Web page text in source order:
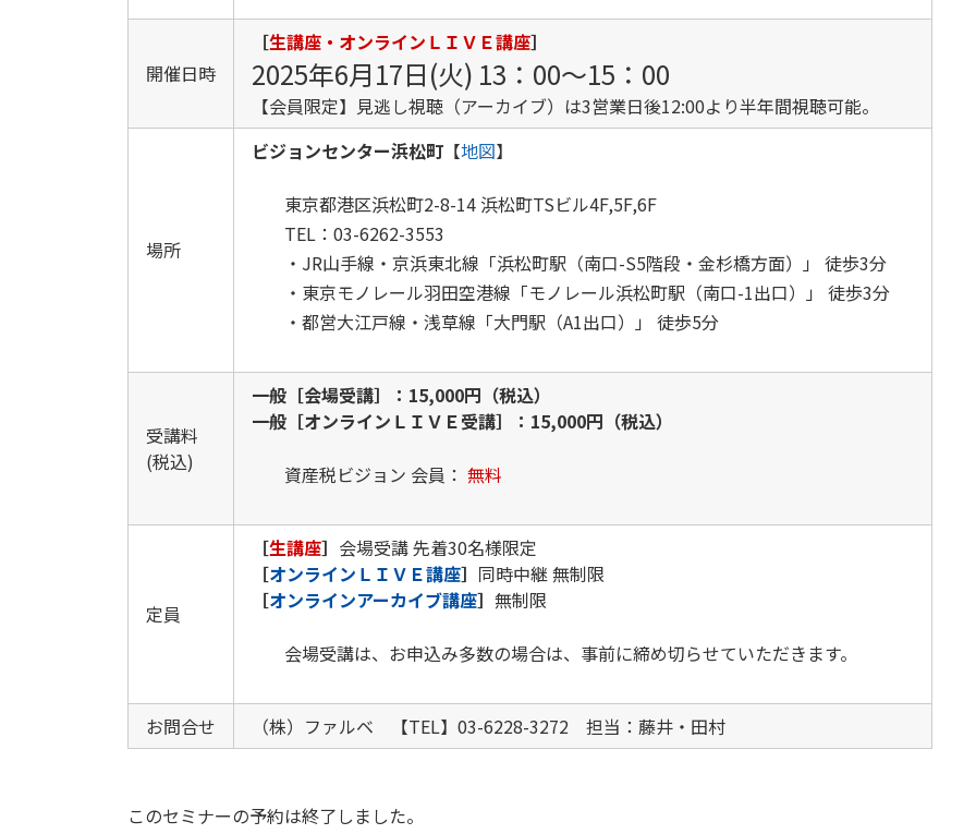
開催日時
［生講座・オンラインＬＩＶＥ講座］
2025年6月17日(火) 13：00～15：00
【会員限定】見逃し視聴（アーカイブ）は3営業日後12:00より半年間視聴可能。
場所
ビジョンセンター浜松町 【地図】
東京都港区浜松町2-8-14 浜松町TSビル4F,5F,6F
TEL：03-6262-3553
・JR山手線・京浜東北線「浜松町駅（南口-S5階段・金杉橋方面）」 徒歩3分
・東京モノレール羽田空港線「モノレール浜松町駅（南口-1出口）」 徒歩3分
・都営大江戸線・浅草線「大門駅（A1出口）」 徒歩5分
受講料
(税込)
一般［会場受講］：15,000円（税込）
一般［オンラインＬＩＶＥ受講］：15,000円（税込）
資産税ビジョン 会員： 無料
定員
［生講座］ 会場受講 先着30名様限定
［オンラインＬＩＶＥ講座］ 同時中継 無制限
［オンラインアーカイブ講座］ 無制限
会場受講は、お申込み多数の場合は、事前に締め切らせていただきます。
お問合せ （株）ファルベ 【TEL】03-6228-3272 担当：藤井・田村
このセミナーの予約は終了しました。